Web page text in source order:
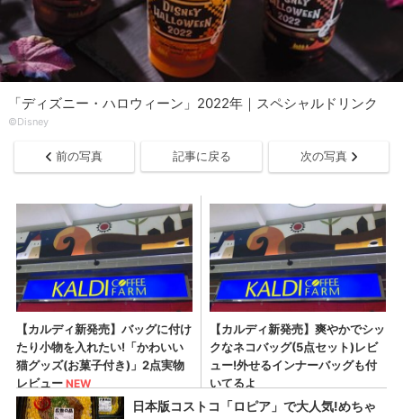
「ディズニー・ハロウィーン」2022年｜スペシャルドリンク
©Disney
前の写真 記事に戻る 次の写真